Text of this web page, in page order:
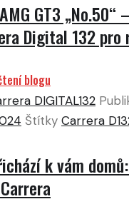
GT3 „No.50“
Digital 132 pro
blogu
DIGITAL132
Štítky Carrera
k vám